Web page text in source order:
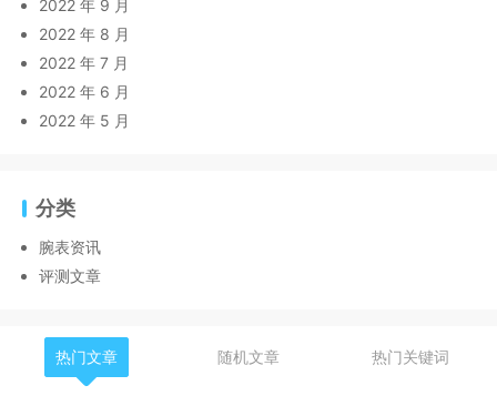
2022 年 9 月
2022 年 8 月
2022 年 7 月
2022 年 6 月
2022 年 5 月
分类
腕表资讯
评测文章
热门文章 随机文章 热门关键词